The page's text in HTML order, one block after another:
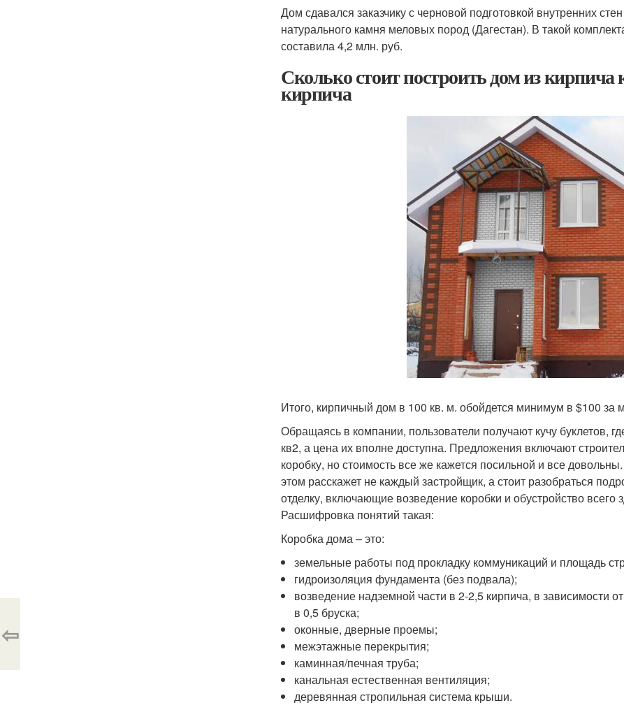
Дом сдавался заказчику с черновой подготовкой внутренних
натурального камня меловых пород (Дагестан). В такой
составила 4,2 млн. руб.
Сколько стоит построить дом из
кирпича
Итого, кирпичный дом в 100 кв. м. обойдется минимум в $100 за
Обращаясь в компании, пользователи получают кучу буклетов,
кв2, а цена их вполне доступна. Предложения включают
коробку, но стоимость все же кажется посильной и все
этом расскажет не каждый застройщик, а стоит разобраться
отделку, включающие возведение коробки и обустройство
Расшифровка понятий такая:
Коробка дома – это:
земельные работы под прокладку коммуникаций и площадь
гидроизоляция фундамента (без подвала);
возведение надземной части в 2-2,5 кирпича, в зависимости
в 0,5 бруска;
оконные, дверные проемы;
межэтажные перекрытия;
каминная/печная труба;
канальная естественная вентиляция;
деревянная стропильная система крыши.
⇦